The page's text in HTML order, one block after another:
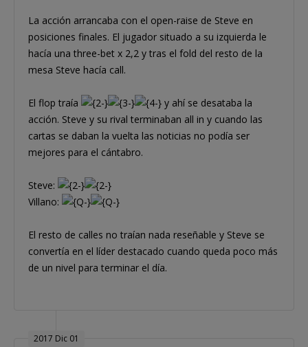
La acción arrancaba con el open-raise de Steve en
posiciones finales. El jugador situado a su izquierda le
hacía una three-bet x 2,2 y tras el fold del resto de la
mesa Steve hacía call.
El flop traía
y ahí se desataba la
acción. Steve y su rival terminaban all in y cuando las
cartas se daban la vuelta las noticias no podía ser
mejores para el cántabro.
Steve:
Villano:
El resto de calles no traían nada reseñable y Steve se
convertía en el líder destacado cuando queda poco más
de un nivel para terminar el día.
2017 Dic 01